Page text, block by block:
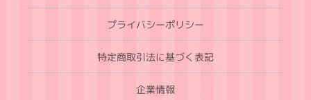
プライバシーポリシー
特定商取引法に基づく表記
企業情報